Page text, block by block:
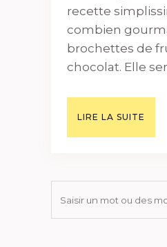
recette
combien
brochettes de
chocolat. Elle
LIRE LA SUITE